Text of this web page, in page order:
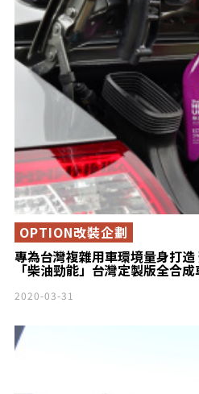
專為台灣複雜用車環境量身打
「柴油勁能」台灣定製版全合
OPTION改裝企劃
2020-03-31